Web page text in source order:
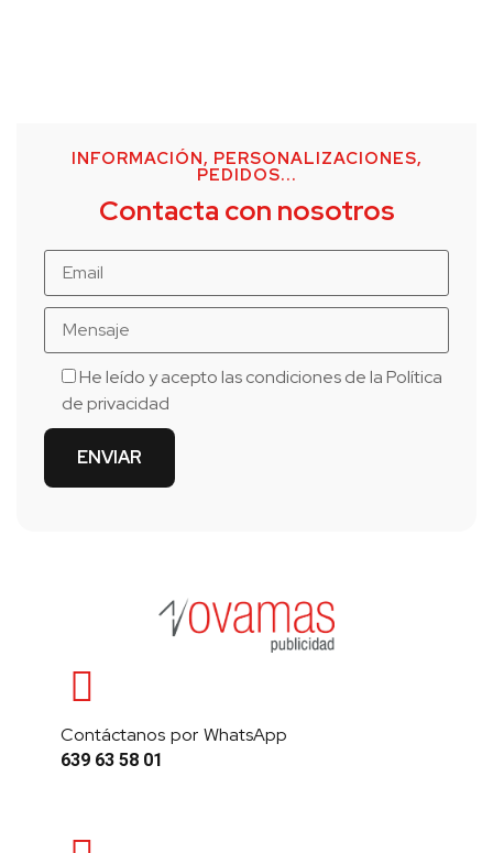
INFORMACIÓN, PERSONALIZACIONES,
PEDIDOS...
Contacta con nosotros
He leído y acepto las condiciones de laPolítica
de privacidad
Contáctanos por WhatsApp
639 63 58 01